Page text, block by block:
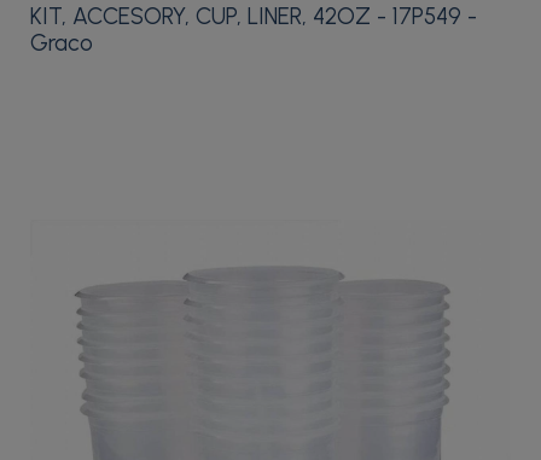
KIT, ACCESORY, CUP, LINER, 42OZ - 17P549 -
Graco